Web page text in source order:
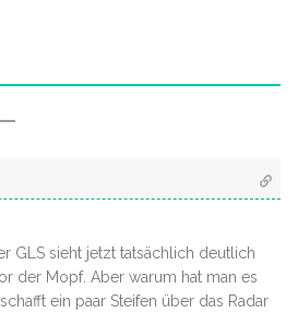
GLS sieht jetzt tatsächlich deutlich
der Mopf. Aber warum hat man es
ein paar Steifen über das Radar